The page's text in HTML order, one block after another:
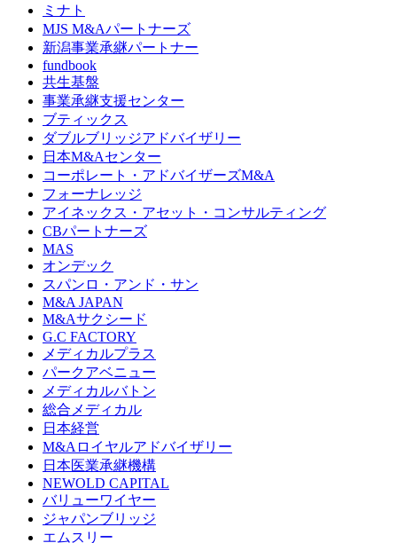
ミナト
MJS M&Aパートナーズ
新潟事業承継パートナー
fundbook
共生基盤
事業承継支援センター
ブティックス
ダブルブリッジアドバイザリー
日本M&Aセンター
コーポレート・アドバイザーズM&A
フォーナレッジ
アイネックス・アセット・コンサルティング
CBパートナーズ
MAS
オンデック
スパンロ・アンド・サン
M&A JAPAN
M&Aサクシード
G.C FACTORY
メディカルプラス
パークアベニュー
メディカルバトン
総合メディカル
日本経営
M&Aロイヤルアドバイザリー
日本医業承継機構
NEWOLD CAPITAL
バリューワイヤー
ジャパンブリッジ
エムスリー